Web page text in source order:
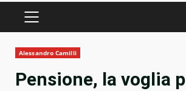
PRIMARY
Alessandro Camilli
Pensione, la voglia